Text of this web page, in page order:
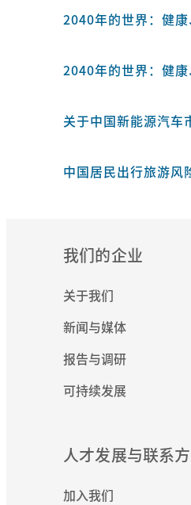
2040年的世界：健
2040年的世界：健
关于中国新能源汽车
中国居民出行旅游风
我们的企业
关于我们
新闻与媒体
报告与调研
可持续发展
人才发展与联系
加入我们